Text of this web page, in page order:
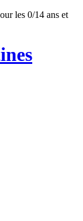
les 0/14 ans et